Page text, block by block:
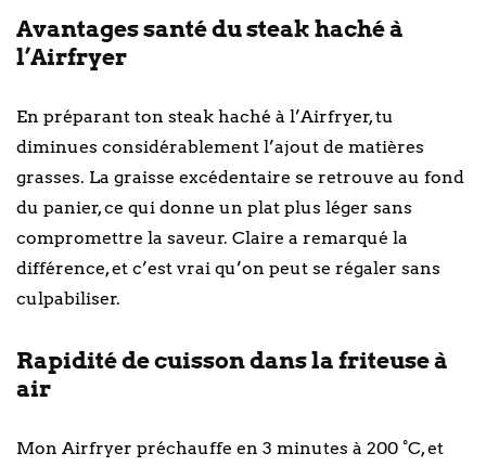
Avantages santé du steak haché à
l’Airfryer
En préparant ton steak haché à l’Airfryer, tu
diminues considérablement l’ajout de matières
grasses. La graisse excédentaire se retrouve au fond
du panier, ce qui donne un plat plus léger sans
compromettre la saveur. Claire a remarqué la
différence, et c’est vrai qu’on peut se régaler sans
culpabiliser.
Rapidité de cuisson dans la friteuse à
air
Mon Airfryer préchauffe en 3 minutes à 200 °C, et